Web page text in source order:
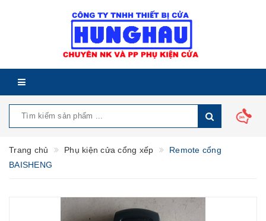
Trang chủ Phụ kiện cửa cổng xếp
Remote cổng
BAISHENG